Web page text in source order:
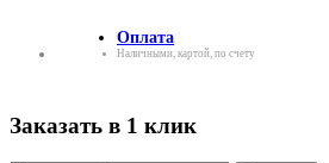
Оплата
Наличными, картой, по счету
Заказать в 1 клик